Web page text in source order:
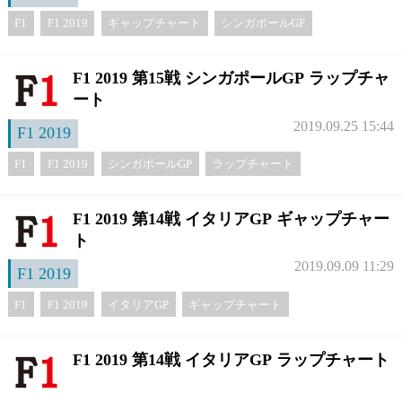
F1 F1 2019 ギャップチャート シンガポールGP
F1 2019 第15戦 シンガポールGP ラップチャ
ート
F1 2019
2019.09.25 15:44
F1 F1 2019 シンガポールGP ラップチャート
F1 2019 第14戦 イタリアGP ギャップチャー
ト
F1 2019
2019.09.09 11:29
F1 F1 2019 イタリアGP ギャップチャート
F1 2019 第14戦 イタリアGP ラップチャート